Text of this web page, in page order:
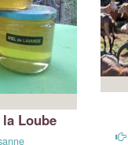
Loube